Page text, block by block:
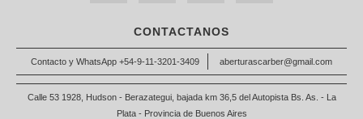
CONTACTANOS
Contacto y WhatsApp +54-9-11-3201-3409 aberturascarber@gmail.com
Calle 53 1928, Hudson - Berazategui, bajada km 36,5 del Autopista Bs. As. - La
Plata - Provincia de Buenos Aires